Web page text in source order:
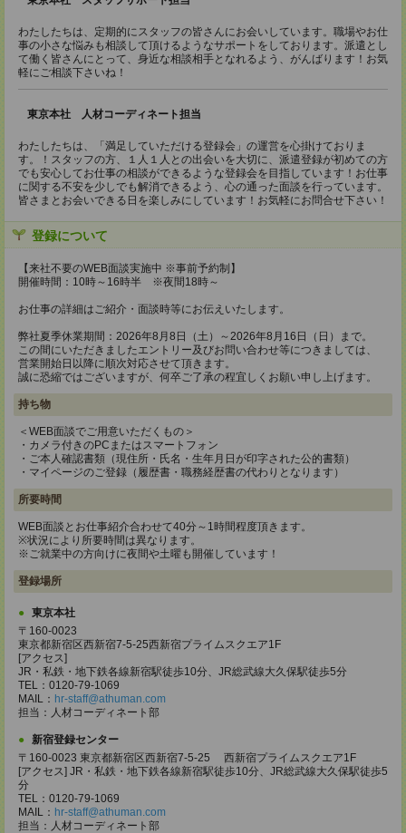
わたしたちは、定期的にスタッフの皆さんにお会いしています。職場やお仕
事の小さな悩みも相談して頂けるようなサポートをしております。派遣とし
て働く皆さんにとって、身近な相談相手となれるよう、がんばります！お気
軽にご相談下さいね！
東京本社 人材コーディネート担当
わたしたちは、「満足していただける登録会」の運営を心掛けておりま
す。！スタッフの方、１人１人との出会いを大切に、派遣登録が初めての方
でも安心してお仕事の相談ができるような登録会を目指しています！お仕事
に関する不安を少しでも解消できるよう、心の通った面談を行っています。
皆さまとお会いできる日を楽しみにしています！お気軽にお問合せ下さい！
登録について
【来社不要のWEB面談実施中 ※事前予約制】
開催時間：10時～16時半 ※夜間18時～
お仕事の詳細はご紹介・面談時等にお伝えいたします。
弊社夏季休業期間：2026年8月8日（土）～2026年8月16日（日）まで。
この間にいただきましたエントリー及びお問い合わせ等につきましては、
営業開始日以降に順次対応させて頂きます。
誠に恐縮ではございますが、何卒ご了承の程宜しくお願い申し上げます。
持ち物
＜WEB面談でご用意いただくもの＞
・カメラ付きのPCまたはスマートフォン
・ご本人確認書類（現住所・氏名・生年月日が印字された公的書類）
・マイページのご登録（履歴書・職務経歴書の代わりとなります）
所要時間
WEB面談とお仕事紹介合わせて40分～1時間程度頂きます。
※状況により所要時間は異なります。
※ご就業中の方向けに夜間や土曜も開催しています！
登録場所
東京本社
〒160-0023
東京都新宿区西新宿7-5-25西新宿プライムスクエア1F
[アクセス]
JR・私鉄・地下鉄各線新宿駅徒歩10分、JR総武線大久保駅徒歩5分
TEL：0120-79-1069
MAIL： hr-staff@athuman.com
担当：人材コーディネート部
新宿登録センター
〒160-0023 東京都新宿区西新宿7-5-25 西新宿プライムスクエア1F
[アクセス] JR・私鉄・地下鉄各線新宿駅徒歩10分、JR総武線大久保駅徒歩5
分
TEL：0120-79-1069
MAIL： hr-staff@athuman.com
担当：人材コーディネート部